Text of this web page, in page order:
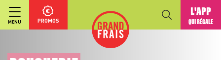
MENU PROMOS
L'APP
QUI RÉGALE